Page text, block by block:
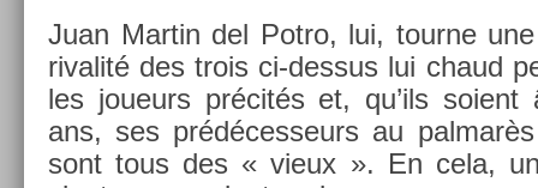
Juan Mar­tin del Potro, lui, tour­ne
rivalité des trois ci-dessus lui chaud
les joueurs précités et, qu’ils
ans, ses prédéces­seurs au
sont tous des « vieux ». En cela,